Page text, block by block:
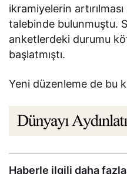
ikramiyelerin artırılması
talebinde bulunmuştu.
anketlerdeki durumu
başlatmıştı.
Yeni düzenleme de bu
Haberle ilgili daha